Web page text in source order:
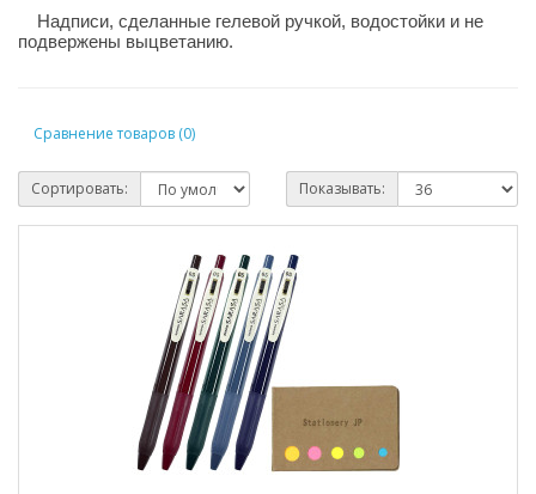
Надписи, сделанные гелевой ручкой, водостойки и не
подвержены выцветанию.
Сравнение товаров (0)
Сортировать: Показывать: